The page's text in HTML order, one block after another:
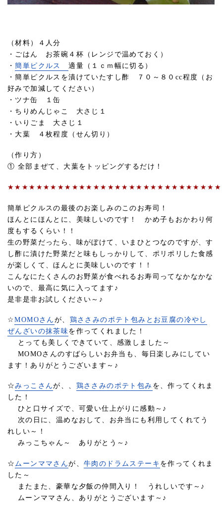
（材料）４人分
・ごはん お茶碗４杯（レンジで温めておく）
・簡単ピクルス適量（１ｃｍ幅に切る）
・簡単ピクルスを漬けていたすし酢 ７０～８０cc程度（お
好みで加減してください）
・ツナ缶 １缶
・ちりめんじゃこ 大さじ１
・いりごま 大さじ１
・大葉 ４枚程度（せん切り）
（作り方）
① 全部まぜて、大葉をトッピングするだけ！
簡単ピクルスの最後のお楽しみのこのお寿司！
ほんとにほんとに、美味しいのです！ かめ子もおかわり何
度もするくらい！！
生の野菜だったら、味がぼけて、いまひとつなのですが、す
し酢に漬けた野菜だと味もしっかりして、ポリポリした食感
が楽しくて、ほんとに美味しいのです！！
こんなにたくさんのお野菜が食べれるお寿司ってなかなかな
いので、最高に気に入ってます♪
是非是非お試しください～♪
☆MOMOさん が、 鶏ささみのポテト包み とお豆腐の冷やし
ぜんざいの抹茶味を作ってくれました！
とっても美しくできていて、感激しました～
MOMOさんのすばらしいお弁当も、毎日楽しみにしてい
ます！ありがとうございます～♪
☆みっこさんが、、 鶏ささみのポテト包み を、作ってくれま
した！
ひと口サイズで、可愛い仕上がりに感動～♪
次の日に、温めなおして、お弁当にも利用してくれてう
れしい～！
みっこちゃん～ ありがとう～♪
☆ ムーンママさんが、牛肉のドラムステーキ を作ってくれま
した～
またまた、豪華な夕飯の仲間入り！ うれしいです～♪
ムーンママさん、ありがとうございます～♪